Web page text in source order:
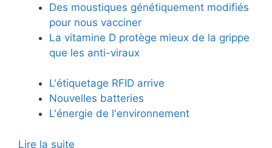
Des moustiques génétiquement modifiés
pour nous vacciner
La vitamine D protège mieux de la grippe
que les anti-viraux
L'étiquetage RFID arrive
Nouvelles batteries
L'énergie de l'environnement
Lire la suite